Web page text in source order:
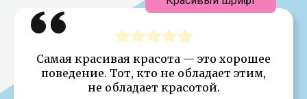
Самая красивая красота — это хорошее
поведение. Тот, кто не обладает этим,
не обладает красотой.